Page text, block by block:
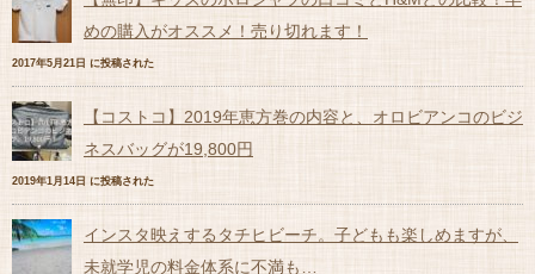
めの購入がオススメ！売り切れます！
2017年5月21日 に投稿された
【コストコ】2019年恵方巻の内容と、オロビアンコのビジ
ネスバッグが19,800円
2019年1月14日 に投稿された
インスタ映えするタチヒビーチ。子どもも楽しめますが、
未就学児の料金体系に不満も…